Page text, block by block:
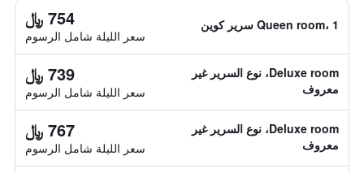
Queen room، 1 سرير كوين 754 ﷼
سعر الليلة شامل الرسوم
Deluxe room، نوع السرير غير
معروف
739 ﷼
سعر الليلة شامل الرسوم
Deluxe room، نوع السرير غير
معروف
767 ﷼
سعر الليلة شامل الرسوم